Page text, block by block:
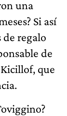
una
Si así
de regalo
de
que